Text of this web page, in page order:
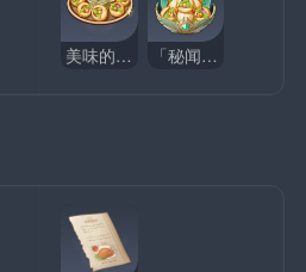
美味的绿汁脆球 「秘闻交易」